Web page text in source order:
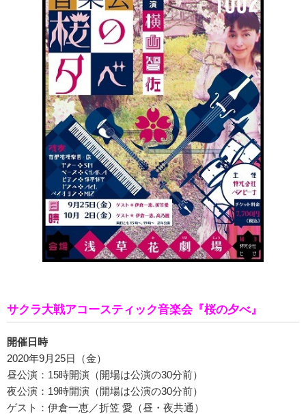
サクラ大戦アコースティック音楽会『桜の夕べ』
開催日時
2020年9月25日（金）
昼公演：15時開演（開場は公演の30分前）
夜公演：19時開演（開場は公演の30分前）
ゲスト：伊倉一恵／折笠 愛（昼・夜共通）